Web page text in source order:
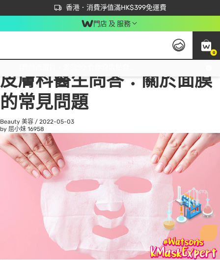
香港．消費淨值滿HK$399免運費
立即成為易賞錢會員盡享獨家優惠
首次APP下單買滿$450 輸入 NEWAPP 即減$50
門店 及 服務
0
All
皮膚科醫生問答：關於面膜
的常見問題
Beauty 美容 / 2022-05-03
by 屈小妹 16958